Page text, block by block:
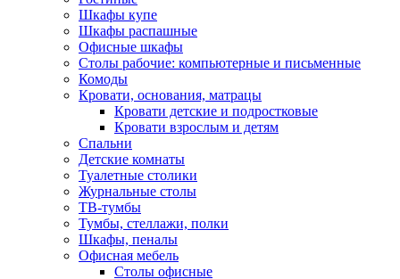
Шкафы купе
Шкафы распашные
Офисные шкафы
Столы рабочие: компьютерные и письменные
Комоды
Кровати, основания, матрацы
Кровати детские и подростковые
Кровати взрослым и детям
Спальни
Детские комнаты
Туалетные столики
Журнальные столы
ТВ-тумбы
Тумбы, стеллажи, полки
Шкафы, пеналы
Офисная мебель
Столы офисные